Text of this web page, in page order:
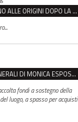
PARK ZUCCHI E IL RITORNO ALLE ORIGINI DOPO LA DISAVVENTURA CON REGGIO EMILIA PARCHEGGI
MARTEDÌ 28 LUGLIO I FUNERALI DI MONICA ESPOSITO: LUTTO CITTADINO A MODENA E NONANTOLA
fondi a sostegno della
luogo, a spasso per acquisti